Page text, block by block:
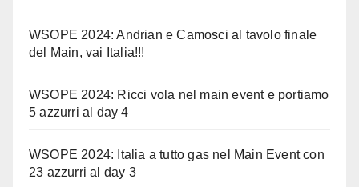
WSOPE 2024: Andrian e Camosci al tavolo finale
del Main, vai Italia!!!
WSOPE 2024: Ricci vola nel main event e portiamo
5 azzurri al day 4
WSOPE 2024: Italia a tutto gas nel Main Event con
23 azzurri al day 3